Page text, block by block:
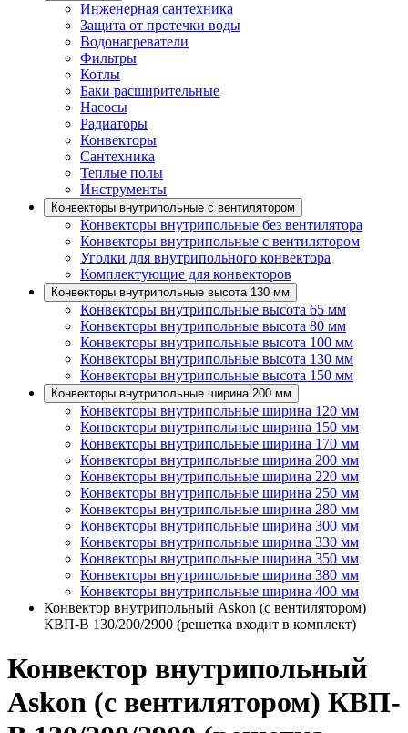
Инженерная сантехника
Защита от протечки воды
Водонагреватели
Фильтры
Котлы
Баки расширительные
Насосы
Радиаторы
Конвекторы
Сантехника
Теплые полы
Инструменты
Конвекторы внутрипольные с вентилятором
Конвекторы внутрипольные без вентилятора
Конвекторы внутрипольные с вентилятором
Уголки для внутрипольного конвектора
Комплектующие для конвекторов
Конвекторы внутрипольные высота 130 мм
Конвекторы внутрипольные высота 65 мм
Конвекторы внутрипольные высота 80 мм
Конвекторы внутрипольные высота 100 мм
Конвекторы внутрипольные высота 130 мм
Конвекторы внутрипольные высота 150 мм
Конвекторы внутрипольные ширина 200 мм
Конвекторы внутрипольные ширина 120 мм
Конвекторы внутрипольные ширина 150 мм
Конвекторы внутрипольные ширина 170 мм
Конвекторы внутрипольные ширина 200 мм
Конвекторы внутрипольные ширина 220 мм
Конвекторы внутрипольные ширина 250 мм
Конвекторы внутрипольные ширина 280 мм
Конвекторы внутрипольные ширина 300 мм
Конвекторы внутрипольные ширина 330 мм
Конвекторы внутрипольные ширина 350 мм
Конвекторы внутрипольные ширина 380 мм
Конвекторы внутрипольные ширина 400 мм
Конвектор внутрипольный Askon (с вентилятором)
КВП-В 130/200/2900 (решетка входит в комплект)
Конвектор внутрипольный
Askon (с вентилятором) КВП-